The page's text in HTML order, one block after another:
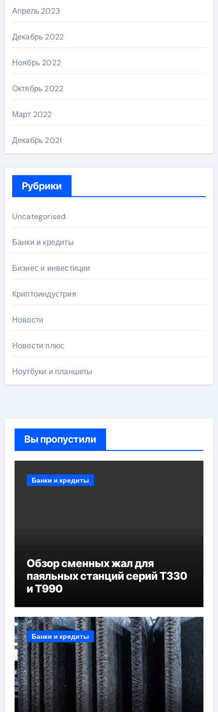
Апрель 2023
Декабрь 2022
Ноябрь 2022
Октябрь 2022
Март 2022
Декабрь 2021
Рубрики
Uncategorised
Банки и кредиты
Бизнес и инвестиции
Криптоиндустрия
Новости
Новости плюс
Ноутбуки и планшеты
Вы пропустили
Банки и кредиты
Обзор сменных жал для
паяльных станций серий T330
и T990
Банки и кредиты